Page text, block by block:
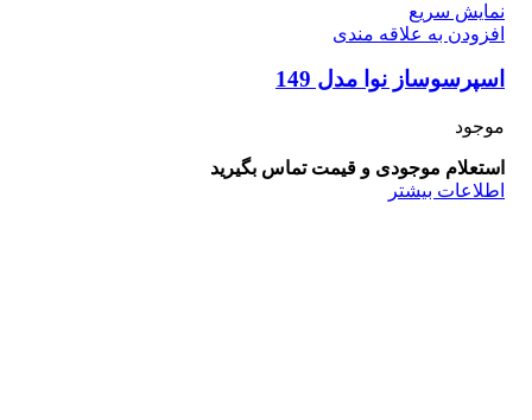
نمایش سریع
افزودن به علاقه مندی
اسپرسوساز نوا مدل 149
موجود
استعلام موجودی و قیمت تماس بگیرید
اطلاعات بیشتر